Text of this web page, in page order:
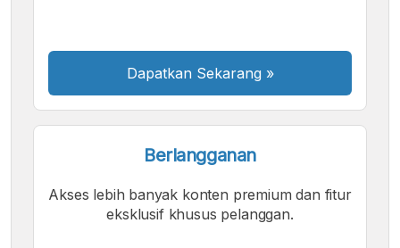
Dapatkan Sekarang »
Berlangganan
Akses lebih banyak konten premium dan fitur
eksklusif khusus pelanggan.